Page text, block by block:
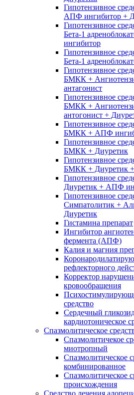
Гипотензивное
АПФ ингибитор +
Гипотензивное
Бета-1
ингибитор
Гипотензивное
Бета-1
Гипотензивное
БМКК +
антагонист
Гипотензивное
БМКК +
антогонист +
Гипотензивное
БМКК + АПФ
Гипотензивное
БМКК + Диуретик
Гипотензивное
БМКК + Диуретик
Гипотензивное
Диуретик + АПФ
Гипотензивное
Симпатолитик +
Диуретик
Гистамина препарат
Ингибитор
фермента (АПФ)
Калия и магния
рефлекторного
Корректор
кровообращения
средство
Сердечный
кардиотоническое
Спазмолитическое
Спазмолитичекое
миотропный
Спазмолитическое
комбинированное
Спазмолитическое
происхождения
Средство лечения